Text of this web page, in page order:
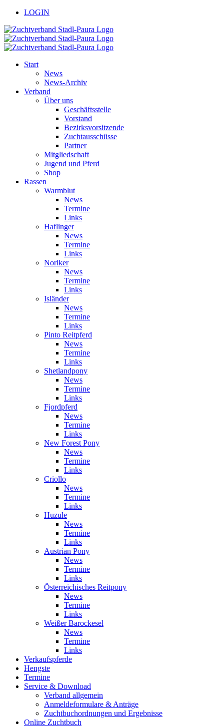
Zum
springen
facebook
youtubeLOGIN
Start
News
News-Archiv
Verband
Über uns
Geschäftsstelle
Vorstand
Bezirksvorsitzende
Zuchtausschüsse
Partner
Mitgliedschaft
Jugend und Pferd
Shop
Rassen
Warmblut
News
Termine
Links
Haflinger
News
Termine
Links
Noriker
News
Termine
Links
Isländer
News
Termine
Links
Pinto Reitpferd
News
Termine
Links
Shetlandpony
News
Termine
Links
Fjordpferd
News
Termine
Links
New Forest Pony
News
Termine
Links
Criollo
News
Termine
Links
Huzule
News
Termine
Links
Austrian Pony
News
Termine
Links
Österreichisches Reitpony
News
Termine
Links
Weißer Barockesel
News
Termine
Links
Verkaufspferde
Hengste
Termine
Service & Download
Verband allgemein
Anmeldeformulare & Anträge
Zuchtbuchordnungen und Ergebnisse
Online Zuchtbuch